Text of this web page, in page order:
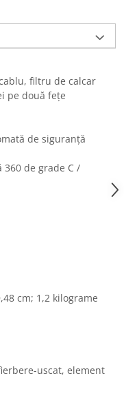
filtru de calcar
pe două fețe
de siguranță
360 de grade C /
cm; 1,2 kilograme
uscat, element